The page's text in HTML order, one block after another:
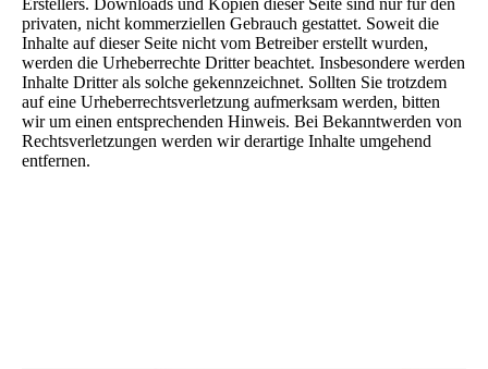
privaten, nicht kommerziellen Gebrauch gestattet. Soweit die
Inhalte auf dieser Seite nicht vom Betreiber erstellt wurden,
werden die Urheberrechte Dritter beachtet. Insbesondere werden
Inhalte Dritter als solche gekennzeichnet. Sollten Sie trotzdem
auf eine Urheberrechtsverletzung aufmerksam werden, bitten
wir um einen entsprechenden Hinweis. Bei Bekanntwerden von
Rechtsverletzungen werden wir derartige Inhalte umgehend
entfernen.